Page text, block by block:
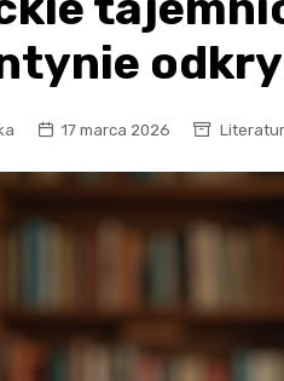
17 marca 2026